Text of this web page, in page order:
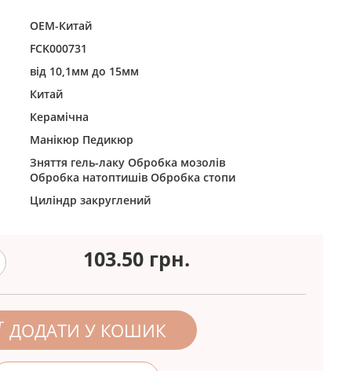
ОЕМ-Китай
FCK000731
від 10,1мм до 15мм
Китай
Керамічна
Манікюр Педикюр
Зняття гель-лаку Обробка мозолів
Обробка натоптишів Обробка стопи
Циліндр закруглений
103.50 грн.
ДОДАТИ У КОШИК